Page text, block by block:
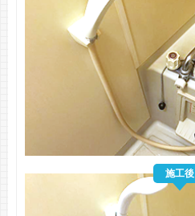
施工後